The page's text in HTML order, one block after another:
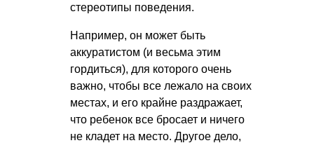
стереотипы поведения.
Например, он может быть
аккуратистом (и весьма этим
гордиться), для которого очень
важно, чтобы все лежало на своих
местах, и его крайне раздражает,
что ребенок все бросает и ничего
не кладет на место. Другое дело,